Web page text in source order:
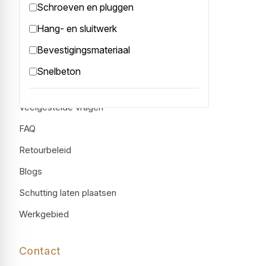
Schroeven en pluggen
Hang- en sluitwerk
Bevestigingsmateriaal
Snelbeton
KVK: 08183998
BTW: NL 8200.95.199.B.01
Informatie
Contact
Veelgestelde vragen
FAQ
Retourbeleid
Blogs
Schutting laten plaatsen
Werkgebied
Contact